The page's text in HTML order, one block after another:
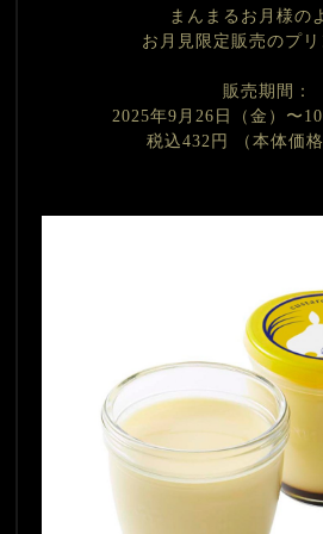
まんまるお月様の
お月見限定販売のプリ
販売期間：
2025年9月26日（金）〜10
税込432円 （本体価格